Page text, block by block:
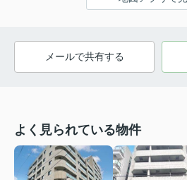
メールで共有する
よく見られている物件